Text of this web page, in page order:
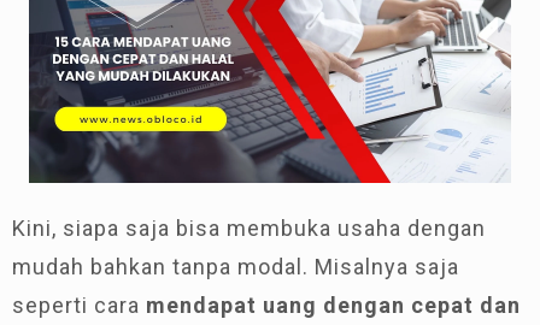
Kini, siapa saja bisa membuka usaha dengan
mudah bahkan tanpa modal. Misalnya saja
seperti cara mendapat uang dengan cepat dan